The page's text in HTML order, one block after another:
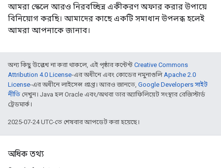
আমরা স্কেলে আরও নিরবচ্ছিন্ন একীকরণ অফার করার উপায়ে
বিনিয়োগ করছি। আমাদের কাছে একটি সমাধান উপলব্ধ হলেই
আমরা আপনাকে জানাব।
অন্য কিছু উল্লেখ না করা থাকলে, এই পৃষ্ঠার কন্টেন্ট Creative Commons
Attribution 4.0 License-এর অধীনে এবং কোডের নমুনাগুলিApache 2.0
License-এর অধীনে লাইসেন্স প্রাপ্ত। আরও জানতে, Google Developers সাইট
নীতি দেখুন। Java হল Oracle এবং/অথবা তার অ্যাফিলিয়েট সংস্থার রেজিস্টার্ড
ট্রেডমার্ক।
2025-07-24 UTC-তে শেষবার আপডেট করা হয়েছে।
অধিক তথ্য